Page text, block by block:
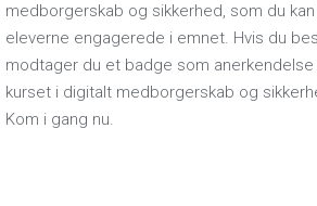
medborgerskab og sikkerhed, som du
eleverne engagerede i emnet. Hvis du
modtager du et badge som
kurset i digitalt medborgerskab og
Kom i gang nu.